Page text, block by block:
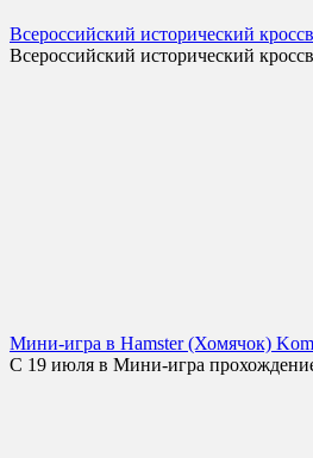
Всероссийский исторический
Всероссийский исторический
Мини-игра в Hamster (Хомячок)
С 19 июля в Мини-игра